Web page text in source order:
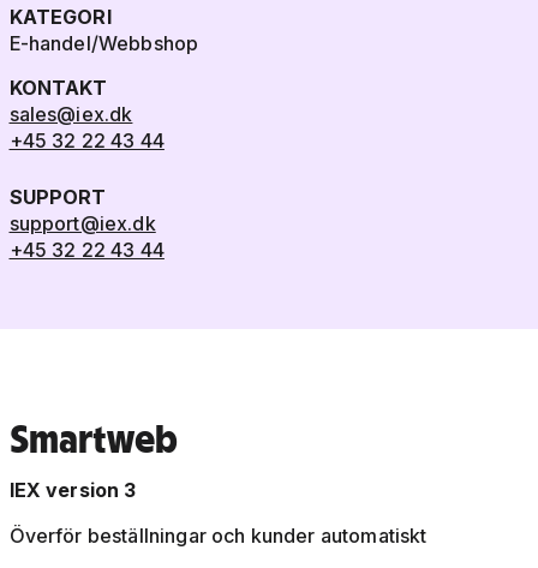
KATEGORI
E-handel/Webbshop
KONTAKT
sales@iex.dk
+45 32 22 43 44
SUPPORT
support@iex.dk
+45 32 22 43 44
Smartweb
IEX version 3
Överför beställningar och kunder automatiskt